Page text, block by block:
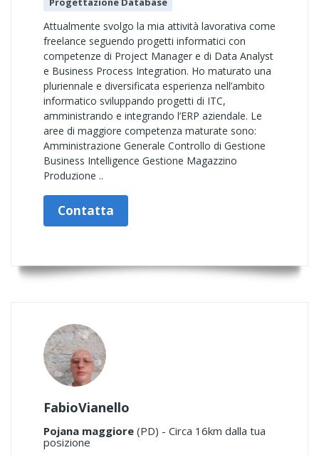
Attualmente svolgo la mia attività lavorativa come
freelance seguendo progetti informatici con
competenze di Project Manager e di Data Analyst
e Business Process Integration. Ho maturato una
pluriennale e diversificata esperienza nell’ambito
informatico sviluppando progetti di ITC,
amministrando e integrando l’ERP aziendale. Le
aree di maggiore competenza maturate sono:
Amministrazione Generale Controllo di Gestione
Business Intelligence Gestione Magazzino
Produzione ..
Contatta
FabioVianello
Pojana maggiore (PD) - Circa 16km dalla tua
posizione